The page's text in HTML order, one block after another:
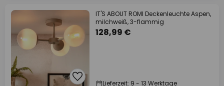
IT'S ABOUT ROMI Deckenleuchte Aspen,
milchweiß, 3-flammig
128,99 €
Lieferzeit: 9 - 13 Werktage